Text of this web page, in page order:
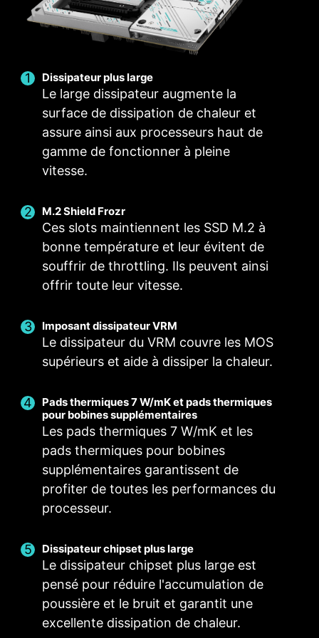
Dissipateur plus large
Le large dissipateur augmente la
surface de dissipation de chaleur et
assure ainsi aux processeurs haut de
gamme de fonctionner à pleine
vitesse.
M.2 Shield Frozr
Ces slots maintiennent les SSD M.2 à
bonne température et leur évitent de
souffrir de throttling. Ils peuvent ainsi
offrir toute leur vitesse.
Imposant dissipateur VRM
Le dissipateur du VRM couvre les MOS
supérieurs et aide à dissiper la chaleur.
Pads thermiques 7 W/mK et pads thermiques
pour bobines supplémentaires
Les pads thermiques 7 W/mK et les
pads thermiques pour bobines
supplémentaires garantissent de
profiter de toutes les performances du
processeur.
Dissipateur chipset plus large
Le dissipateur chipset plus large est
pensé pour réduire l'accumulation de
poussière et le bruit et garantit une
excellente dissipation de chaleur.
POUR DISSIPATEUR
DU PROCESSEUR
POUR WATERBLOCK
Alimentation 3A /
Support du mode
Auto-detect
POUR VENTILATEUR
SYSTÈME
Support du mode
Auto-detect
HEADER EZ CONN. -
JAF_1 EXCLUSIF
Alimentation 2A
(ventil.) / Support de
composants PC MSI
PROFILS MULTIPLES
VENTILATEUR
MANUEL
Profils multiples
Enregistrez jusqu'à cinq profils pour répondre à
Ventilateur intelligent et ventilateur manuel
Ventilateur intelligent
température à l'aide des quatre points prévus à
cet effet.
Ventilateur manuel
Permet aux utilisateurs de modifier
manuellement la température selon un
pourcentage déterminé.
Scénarios utilisateurs
Suivre le mode de MSI Center
fonction du mode sélectionné dans le scénario
utilisateur.
Mode BIOS
Ajustez les paramètres du ventilateur dans le
BIOS.
Personnalisation par l'utilisateur